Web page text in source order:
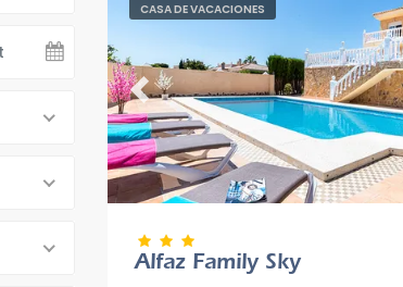
CASA DE VACACIONES
Previous
Alfaz Family Sky